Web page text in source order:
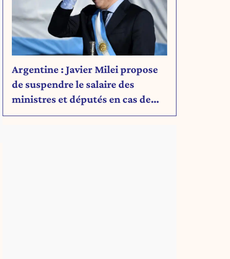
Argentine : Javier Milei propose
de suspendre le salaire des
ministres et députés en cas de
déficit budgétaire